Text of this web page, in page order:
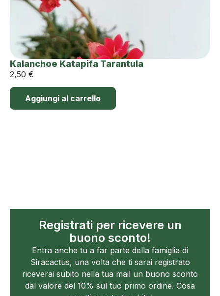
Kalanchoe Katapifa Tarantula
2,50 €
Aggiungi al carrello
Registrati per ricevere un
buono sconto!
Entra anche tu a far parte della famiglia di
Siracactus, una volta che ti sarai registrato
riceverai subito nella tua mail un buono sconto
dal valore del 10% sul tuo primo ordine. Cosa